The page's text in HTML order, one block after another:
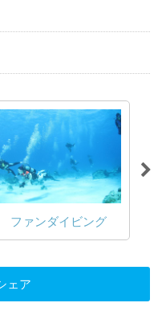
初級ライセンス
（OWD）
ェア